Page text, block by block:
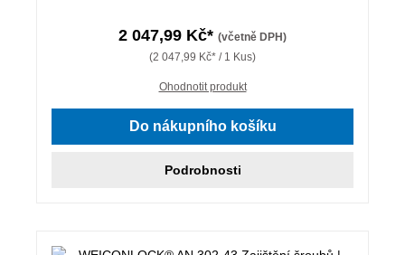
2 047,99 Kč* (včetně DPH)
(2 047,99 Kč* / 1 Kus)
Ohodnotit produkt
Do nákupního košíku
Podrobnosti